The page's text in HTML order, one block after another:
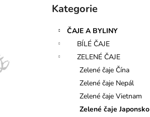
Přeskočit
kategorie
Kategorie
ČAJE A BYLINY
BÍLÉ ČAJE
ZELENÉ ČAJE
Zelené čaje Čína
Zelené čaje Nepál
Zelené čaje Vietnam
Zelené čaje Japonsko